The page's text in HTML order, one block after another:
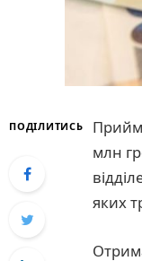
ПОДІЛИТИСЬ
млн
яких